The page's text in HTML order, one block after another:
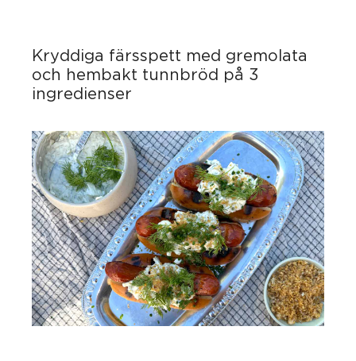
Kryddiga färsspett med gremolata
och hembakt tunnbröd på 3
ingredienser